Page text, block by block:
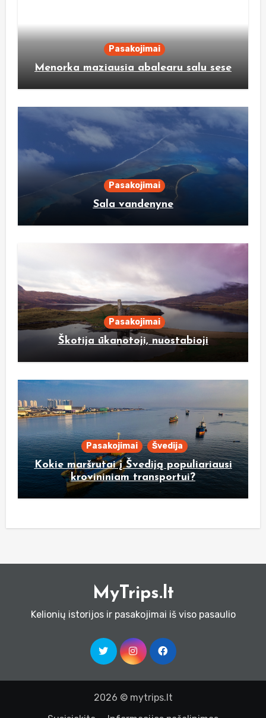
Pasakojimai
Menorka maziausia abalearu salu sese
Pasakojimai
Sala vandenyne
Pasakojimai
Škotija ūkanotoji, nuostabioji
Pasakojimai Švedija
Kokie maršrutai į Švediją populiariausi
krovininiam transportui?
MyTrips.lt
Kelionių istorijos ir pasakojimai iš viso pasaulio
2026 © mytrips.lt